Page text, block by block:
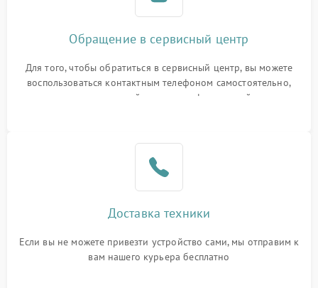
Обращение в сервисный центр
Для того, чтобы обратиться в сервисный центр, вы можете
воспользоваться контактным телефоном самостоятельно,
или оставить свой номер телефона на сайте
Доставка техники
Если вы не можете привезти устройство сами, мы отправим к
вам нашего курьера бесплатно